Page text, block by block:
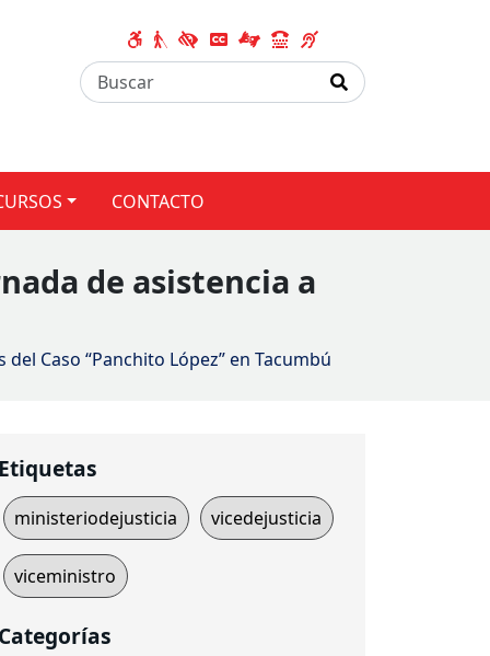
CONTACTO
de asistencia a
Caso “Panchito López” en Tacumbú
Etiquetas
ministeriodejusticia vicedejusticia
viceministro
Categorías